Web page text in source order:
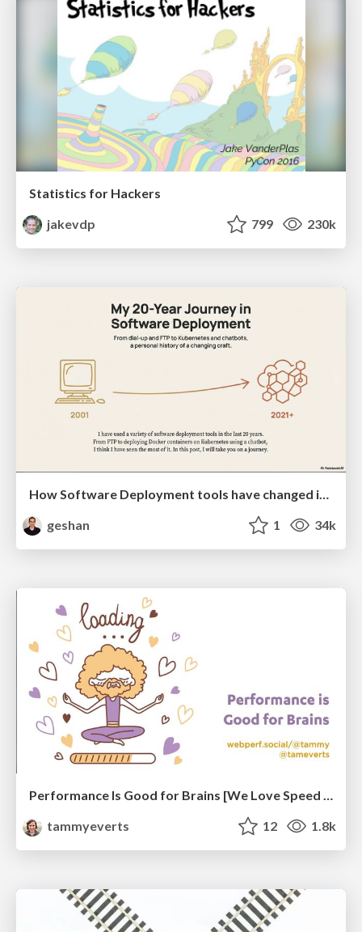
Statistics for Hackers
jakevdp
799 230k
How Software Deployment tools have changed in the past 20 years
geshan
1 34k
Performance Is Good for Brains [We Love Speed 2024]
tammyeverts
12 1.8k